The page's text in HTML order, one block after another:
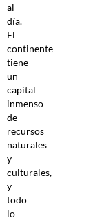
al
día.
El
continente
tiene
un
capital
inmenso
de
recursos
naturales
y
culturales,
y
todo
lo